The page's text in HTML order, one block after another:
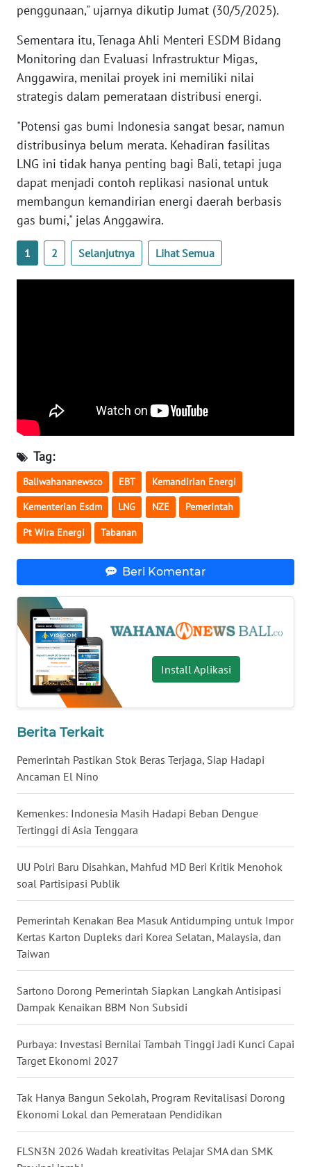
penggunaan," ujarnya dikutip Jumat (30/5/2025).
Sementara itu, Tenaga Ahli Menteri ESDM Bidang
Monitoring dan Evaluasi Infrastruktur Migas,
Anggawira, menilai proyek ini memiliki nilai
strategis dalam pemerataan distribusi energi.
"Potensi gas bumi Indonesia sangat besar, namun
distribusinya belum merata. Kehadiran fasilitas
LNG ini tidak hanya penting bagi Bali, tetapi juga
dapat menjadi contoh replikasi nasional untuk
membangun kemandirian energi daerah berbasis
gas bumi," jelas Anggawira.
1 2 Selanjutnya Lihat Semua
Tag:
Baliwahananewsco EBT Kemandirian Energi
Kementerian Esdm LNG NZE Pemerintah
Pt Wira Energi Tabanan
Beri Komentar
Install Aplikasi
Berita Terkait
Pemerintah Pastikan Stok Beras Terjaga, Siap Hadapi
Ancaman El Nino
Kemenkes: Indonesia Masih Hadapi Beban Dengue
Tertinggi di Asia Tenggara
UU Polri Baru Disahkan, Mahfud MD Beri Kritik Menohok
soal Partisipasi Publik
Pemerintah Kenakan Bea Masuk Antidumping untuk Impor
Kertas Karton Dupleks dari Korea Selatan, Malaysia, dan
Taiwan
Sartono Dorong Pemerintah Siapkan Langkah Antisipasi
Dampak Kenaikan BBM Non Subsidi
Purbaya: Investasi Bernilai Tambah Tinggi Jadi Kunci Capai
Target Ekonomi 2027
Tak Hanya Bangun Sekolah, Program Revitalisasi Dorong
Ekonomi Lokal dan Pemerataan Pendidikan
FLSN3N 2026 Wadah kreativitas Pelajar SMA dan SMK
WN
WN
SULTRA
NTB
WN
SULTENG
WN
WN
BABEL
BENGKULU
WN
LAMPUNG
WN
JATENG
WN
JOGJA
WN
JATIM
WN
WN
KALBAR
WN
KALTENG
WN
KALTARA
WN
KALSEL
WN
KALTIM
WN
SULSEL
GORONTALO
SULUT